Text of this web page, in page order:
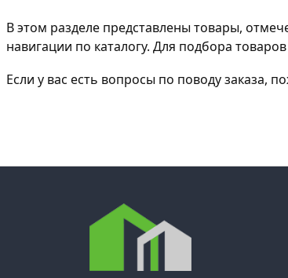
В этом разделе представлены товары,
навигации по каталогу. Для подбора
Если у вас есть вопросы по поводу заказа,